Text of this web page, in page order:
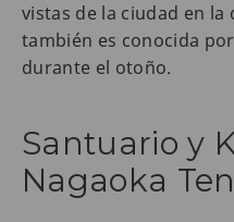
vistas de la ciudad en la
también es conocida
durante el otoño.
Santuario y
Nagaoka